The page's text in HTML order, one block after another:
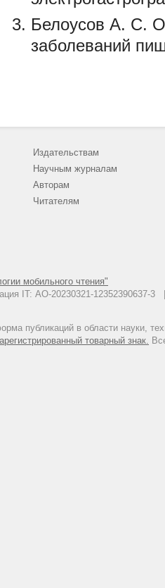
Белоусов А. С.
заболеваний
мобильного чтения"
IT: АО-20230321-
публикаций в области науки,
товарный знак.
Издательствам
Научным журналам
Авторам
Читателям